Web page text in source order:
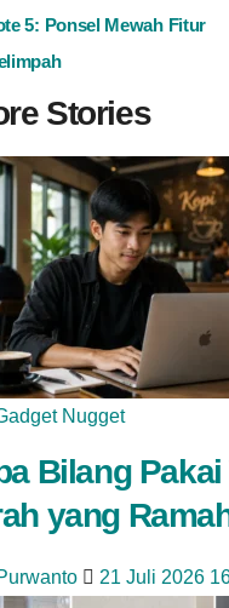
5: Ponsel Mewah Fitur
Stories
Nugget
Bilang
yang
21 Juli 2026